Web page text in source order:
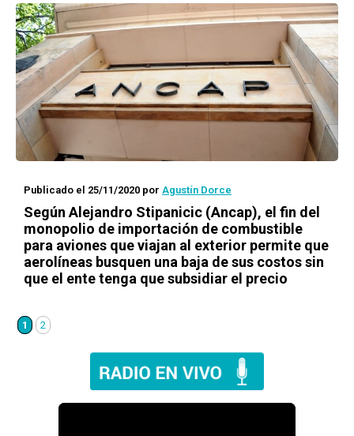
Publicado el 25/11/2020 por Agustín Dorce
Según Alejandro Stipanicic (Ancap), el fin del
monopolio de importación de combustible
para aviones que viajan al exterior permite que
aerolíneas busquen una baja de sus costos sin
que el ente tenga que subsidiar el precio
1 2